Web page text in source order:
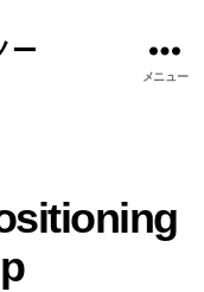
ー
メニュー